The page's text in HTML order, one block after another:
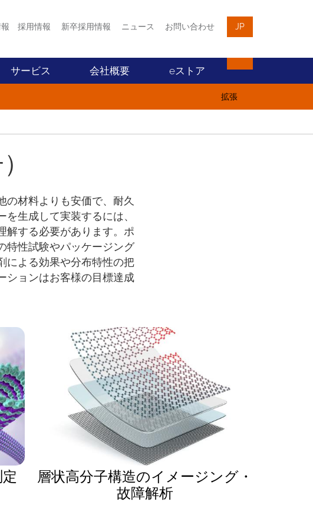
報 採用情報 新卒採用情報 ニュース お問い合わせ JP
サービス 会社概要 eストア
拡張
の材料よりも安価で、耐久
生成して実装するには、
解する必要があります。ポ
特性試験やパッケージング
による効果や分布特性の把
ションはお客様の目標達成
層状高分子構造のイメージング・
故障解析